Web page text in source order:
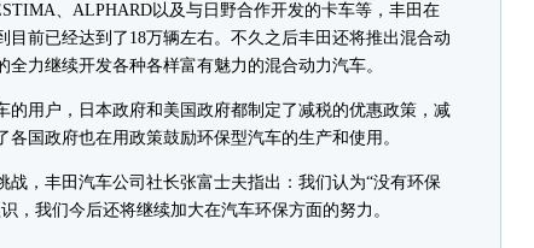
、ALPHARD以及与日野合作开发的卡车等，丰田在
目前已经达到了18万辆左右。不久之后丰田还将推出混合动
力继续开发各种各样富有魅力的混合动力汽车。
用户，日本政府和美国政府都制定了减税的优惠政策，减
国政府也在用政策鼓励环保型汽车的生产和使用。
，丰田汽车公司社长张富士夫指出：我们认为“没有环保
，我们今后还将继续加大在汽车环保方面的努力。